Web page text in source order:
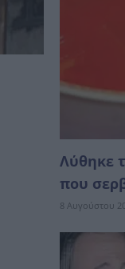
Λύθηκε
που
8 Αυγούστου